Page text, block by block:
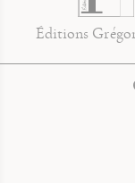
Éditions